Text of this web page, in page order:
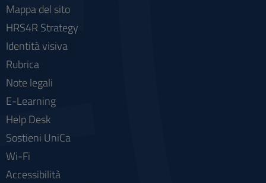
Mappa del sito
HRS4R Strategy
Identità visiva
Rubrica
Note legali
E-Learning
Help Desk
Sostieni UniCa
Wi-Fi
Accessibilità